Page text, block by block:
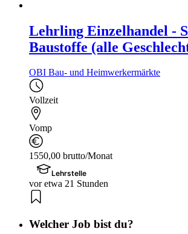
Lehrling Einzelhandel -
Baustoffe (alle
OBI Bau- und Heimwerkermärkte
Vollzeit
Vomp
1550,00 brutto/Monat
Lehrstelle
vor etwa 21 Stunden
Welcher Job bist du?